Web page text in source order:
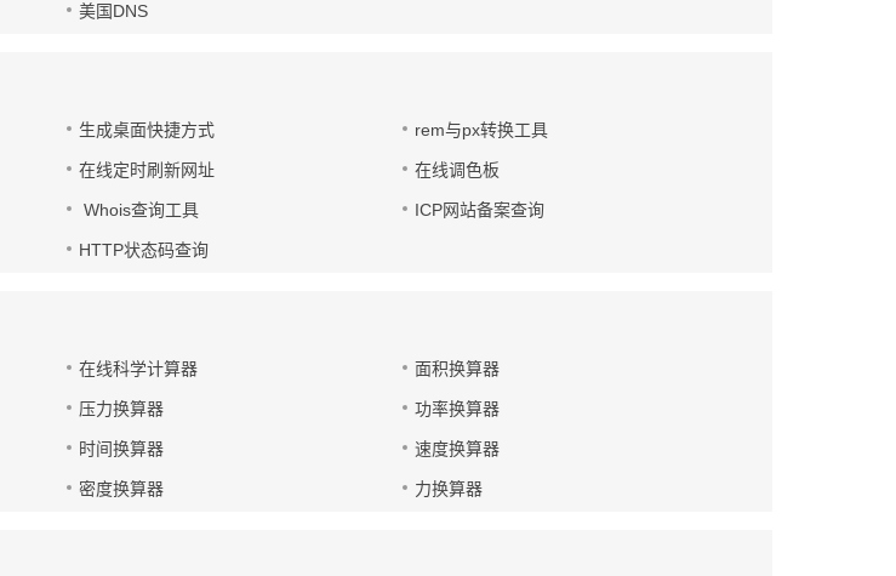
美国DNS
生成桌面快捷方式 rem与px转换工具
在线定时刷新网址 在线调色板
Whois查询工具 ICP网站备案查询
HTTP状态码查询
在线科学计算器 面积换算器
压力换算器 功率换算器
时间换算器 速度换算器
密度换算器 力换算器